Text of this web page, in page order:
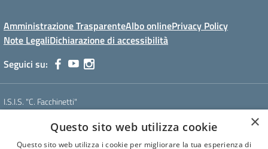
Amministrazione TrasparenteAlbo onlinePrivacy Policy
Note LegaliDichiarazione di accessibilità
Seguici su:
I.S.I.S. "C. Facchinetti"
Tel. 0331 635718 - E-mail: vais01900e@istruzione.it - Pec:
vais01900e@pec.istruzione.it
×
Questo sito web utilizza cookie
Questo sito web utilizza i cookie per migliorare la tua esperienza di